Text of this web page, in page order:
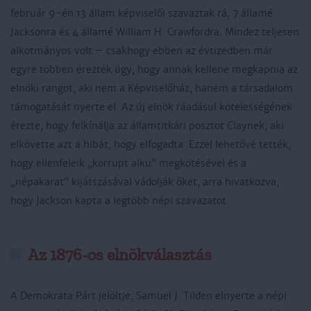
február 9-én 13 állam képviselői szavaztak rá, 7 államé
Jacksonra és 4 államé William H. Crawfordra. Mindez teljesen
alkotmányos volt – csakhogy ebben az évtizedben már
egyre többen érezték úgy, hogy annak kellene megkapnia az
elnöki rangot, aki nem a Képviselőház, hanem a társadalom
támogatását nyerte el. Az új elnök ráadásul kötelességének
érezte, hogy felkínálja az államtitkári posztot Claynek, aki
elkövette azt a hibát, hogy elfogadta. Ezzel lehetővé tették,
hogy ellenfeleik „korrupt alku” megkötésével és a
„népakarat” kijátszásával vádolják őket, arra hivatkozva,
hogy Jackson kapta a legtöbb népi szavazatot.
Az 1876-os elnökválasztás
A Demokrata Párt jelöltje, Samuel J. Tilden elnyerte a népi